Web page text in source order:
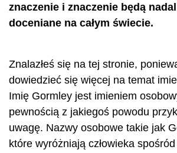
znaczenie i znaczenie będą
doceniane na całym świecie.
Znalazłeś się na tej stronie,
dowiedzieć się więcej na temat
Imię Gormley jest imieniem
pewnością z jakiegoś powodu
uwagę. Nazwy osobowe takie jak
które wyróżniają człowieka